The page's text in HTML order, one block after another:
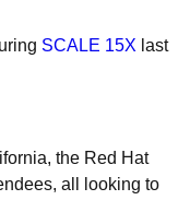
SCALE 15X last
the Red Hat
all looking to